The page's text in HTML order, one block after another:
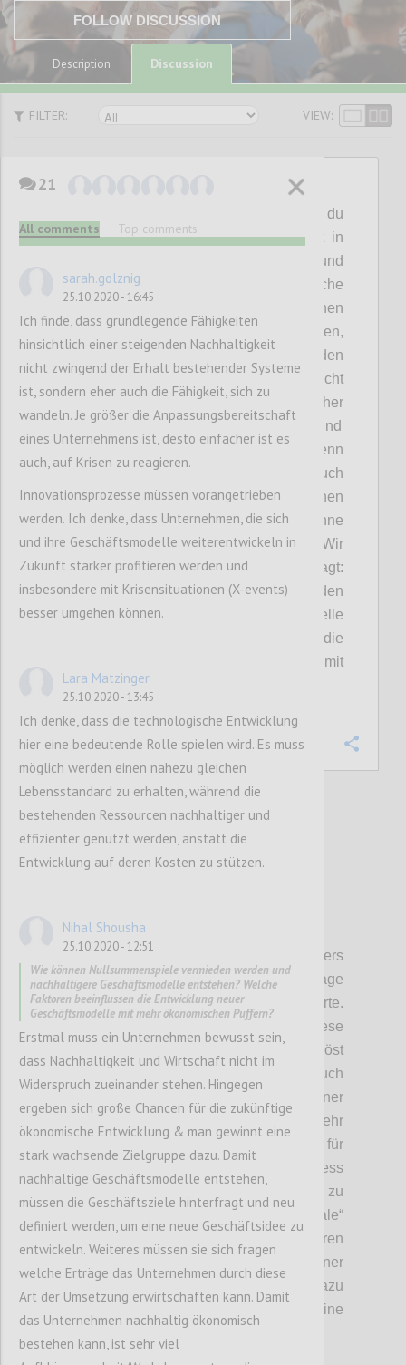
FOLLOW DISCUSSION
Description Discussion
FILTER: VIEW:
P1
Ich gewinne, du
verlierst.So verhalten wir uns derzeit oft in
und
gegenüber der
Solche
Nullsummenspiele können auf allen Ebenen
gespielt werden: mit
Innen,
Geschäftspartner
Politik,
in den
Medien
Was sie nicht
tun, ist, uns aus der Krise zu führen. Daher
müssen
neue Formen des Umgangs
und
nachhaltigere Geschäftsmodelle
Denn
ein echtes Nullsummenspiel, ist, wie auch
diskutiert wurde, eine Illusion. Wir können
anderen oderderNatur nicht schaden, ohne
langfristigauch uns selbst zu schaden.
Wir
haben uns in dieser Diskussion daher gefragt:
Wie können Nullsummenspiele vermieden
werden und nachhaltigere Geschäftsmodelle
Welche Faktoren beeinflussen die
Entwicklung neuer Geschäftsmodelle mit
mehr ökonomischen Puffern?
17votes
P2
Kritische Unsicherheiten
: Als besonders
kritisch und unsicher erschien uns die Frage
gemeinsamerbzw. verbindender
Werte.
Wobei wir uns bewusst sind, dass diese
Wertediskussion nicht so einfach gelöst
werden kann. Gerade bei Werten ist auch
Diversität wichtig, um den
inzelnen in seiner
Kreativität und seiner Entfaltung nicht zu sehr
Zu starke Konformität istfür
die Entstehung von Innovationen im Business
Bereich, die wir jetzt dringend benötigend, zu
als „
soziale“
aber nicht alleine abgekoppelt in unseren
individuellen Blasen, sondern auch in einer
Gemeinschaft, in der verbindende Werte dazu
führen können, gemeinsam eine
wünschenswertere Zukunft zu ge
21
All comments Top comments
sarah.golznig
25.10.2020 - 16:45
Ich finde, dass grundlegende Fähigkeiten
hinsichtlich einer steigenden Nachhaltigkeit
nicht zwingend der Erhalt bestehender Systeme
ist, sondern eher auch die Fähigkeit, sich zu
wandeln. Je größer die Anpassungsbereitschaft
eines Unternehmens ist, desto einfacher ist es
auch, auf Krisen zu reagieren.
Innovationsprozesse müssen vorangetrieben
werden. Ich denke, dass Unternehmen, die sich
und ihre Geschäftsmodelle weiterentwickeln in
Zukunft stärker profitieren werden und
insbesondere mit Krisensituationen (X-events)
besser umgehen können.
Lara Matzinger
25.10.2020 - 13:45
Ich denke, dass die technologische Entwicklung
hier eine bedeutende Rolle spielen wird. Es muss
möglich werden einen nahezu gleichen
Lebensstandard zu erhalten, während die
bestehenden Ressourcen nachhaltiger und
effizienter genutzt werden, anstatt die
Entwicklung auf deren Kosten zu stützen.
Nihal Shousha
25.10.2020 - 12:51
Wie können Nullsummenspiele vermieden werden und
nachhaltigere Geschäftsmodelle entstehen? Welche
Faktoren beeinflussen die Entwicklung neuer
Geschäftsmodelle mit mehr ökonomischen Puffern?
Erstmal muss ein Unternehmen bewusst sein,
dass Nachhaltigkeit und Wirtschaft nicht im
Widerspruch zueinander stehen. Hingegen
ergeben sich große Chancen für die zukünftige
ökonomische Entwicklung & man gewinnt eine
stark wachsende Zielgruppe dazu. Damit
nachhaltige Geschäftsmodelle entstehen,
müssen die Geschäftsziele hinterfragt und neu
definiert werden, um eine neue Geschäftsidee zu
entwickeln. Weiteres müssen sie sich fragen
welche Erträge das Unternehmen durch diese
Art der Umsetzung erwirtschaften kann. Damit
das Unternehmen nachhaltig ökonomisch
bestehen kann, ist sehr viel